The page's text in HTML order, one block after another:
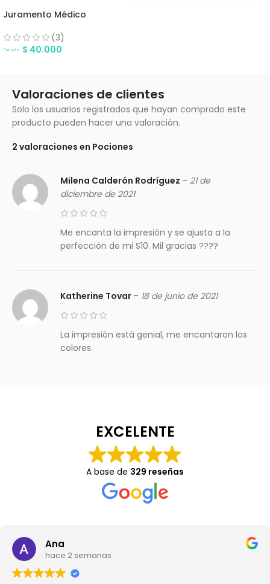
Juramento Médico
(3)
Desde $ 40.000
Valoraciones de clientes
2 valoraciones en Pociones
Milena Calderón Rodríguez – 21 de
diciembre de 2021
Me encanta la impresión y se ajusta a la
perfección de mi S10. Mil gracias ????
Katherine Tovar – 18 de junio de 2021
La impresión está genial, me encantaron los
colores.
Solo los usuarios registrados que hayan comprado este
producto pueden hacer una valoración.
EXCELENTE
A base de 329 reseñas
Ana
hace 2 semanas